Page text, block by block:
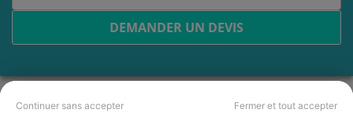
Continuer sans accepter Fermer et tout accepter
DEMANDER UN DEVIS
Les 4 autres Installateurs